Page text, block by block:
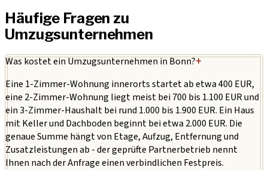
Häufige Fragen zu
Umzugsunternehmen
Was kostet ein Umzugsunternehmen in Bonn?+
Eine 1-Zimmer-Wohnung innerorts startet ab etwa 400 EUR,
eine 2-Zimmer-Wohnung liegt meist bei 700 bis 1.100 EUR und
ein 3-Zimmer-Haushalt bei rund 1.000 bis 1.900 EUR. Ein Haus
mit Keller und Dachboden beginnt bei etwa 2.000 EUR. Die
genaue Summe hängt von Etage, Aufzug, Entfernung und
Zusatzleistungen ab - der geprüfte Partnerbetrieb nennt
Ihnen nach der Anfrage einen verbindlichen Festpreis.